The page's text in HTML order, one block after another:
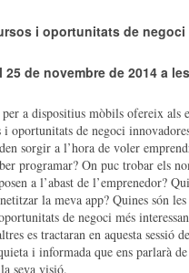
i oportunitats de
25 de novembre de 2014 a
a dispositius mòbils ofereix als
i oportunitats de negoci
sorgir a l’hora de voler
programar? On puc trobar els
a l’abast de l’emprenedor?
la meva app? Quines són
de negoci més
es tractaran en aquesta sessió
i informada que ens parlarà
seva visió.